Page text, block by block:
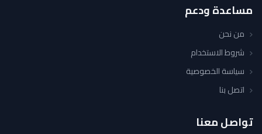
مساعدة ودعم
من نحن
شروط الاستخدام
سياسة الخصوصية
اتصل بنا
تواصل معنا